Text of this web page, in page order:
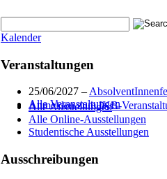
Kalender
Veranstaltungen
25/06/2027 –
Alle Veranstaltungen
Anmelden zum IKB-
Alle Ausstellungen
Alle Online-Ausstellungen
Studentische Ausstellungen
Ausschreibungen